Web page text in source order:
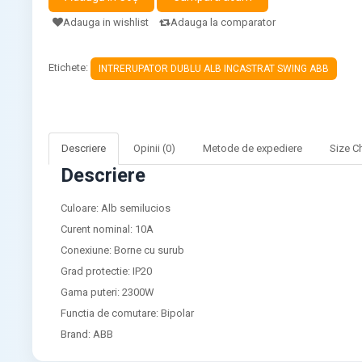
Adauga in wishlist Adauga la comparator
Etichete: INTRERUPATOR DUBLU ALB INCASTRAT SWING ABB
Descriere Opinii (0) Metode de expediere Size
Descriere
Culoare: Alb semilucios
Curent nominal: 10A
Conexiune: Borne cu surub
Grad protectie: IP20
Gama puteri: 2300W
Functia de comutare: Bipolar
Brand: ABB